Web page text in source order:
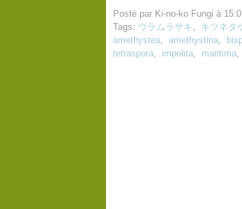
Posté par Ki-no-ko Fungi à
Tags: ウラムラサキ, キツネタ
amethystea, amethystina,
tetraspora, impolita, maritima,